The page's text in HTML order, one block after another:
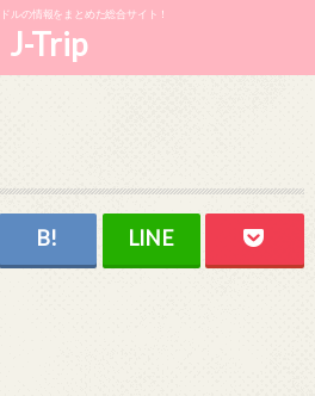
ルの情報をまとめた総合サイト！
J-Trip